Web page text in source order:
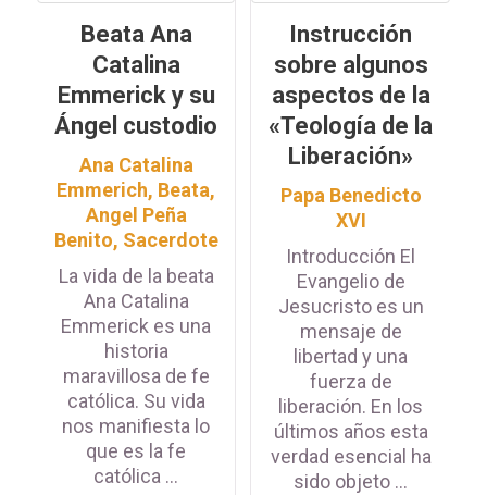
Beata Ana
Catalina
Emmerick y su
Ángel custodio
Ana Catalina
Emmerich, Beata,
Angel Peña
Benito, Sacerdote
La vida de la beata
Ana Catalina
Emmerick es una
historia
maravillosa de fe
católica. Su vida
nos manifiesta lo
que es la fe
católica ...
Instrucción
sobre algunos
aspectos de la
«Teología de la
Liberación»
Papa Benedicto
XVI
Introducción El
Evangelio de
Jesucristo es un
mensaje de
libertad y una
fuerza de
liberación. En los
últimos años esta
verdad esencial ha
sido objeto ...
Iniciar sesión con Linkedin
Adquiere una suscripción